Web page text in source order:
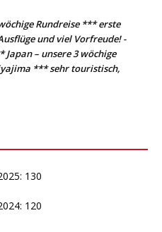
Rundreise *** erste
und viel Vorfreude! -
Japan – unsere 3 wöchige
*** sehr touristisch,
130
120